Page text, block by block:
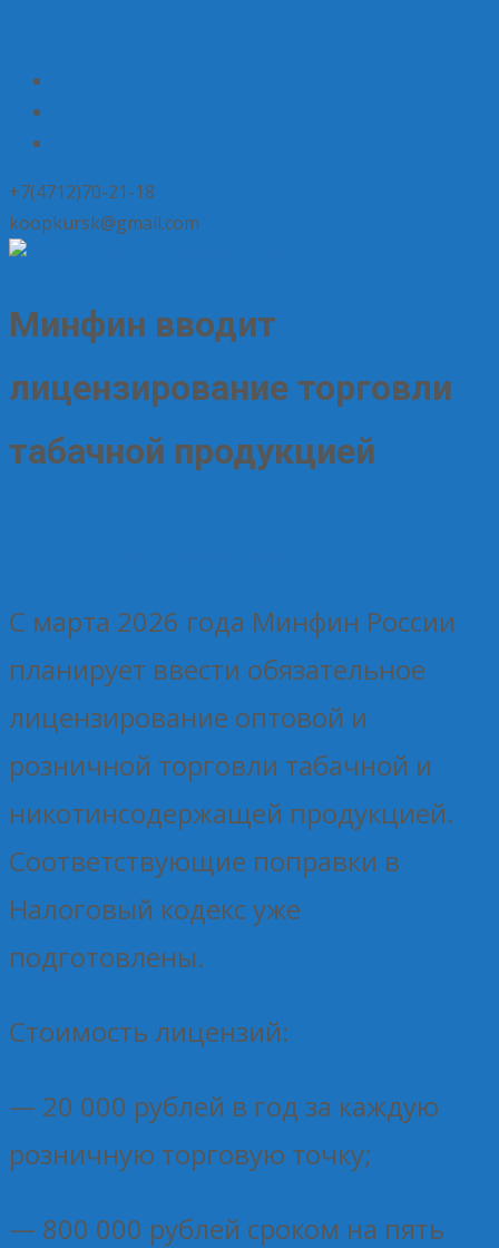
+7(4712)70-21-18
koopkursk@gmail.com
Минфин вводит
лицензирование торговли
табачной продукцией
С марта 2026 года Минфин России
планирует ввести обязательное
лицензирование оптовой и
розничной торговли табачной и
никотинсодержащей продукцией.
Соответствующие поправки в
Налоговый кодекс уже
подготовлены.
Стоимость лицензий:
— 20 000 рублей в год за каждую
розничную торговую точку;
— 800 000 рублей сроком на пять